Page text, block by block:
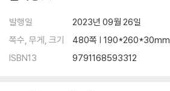
19회 모의고사 288
20회 모의고사 304
22회 모의고사 336
23회 모의고사 352
발행일
2023년 09월 26일
쪽수, 무게, 크기
480쪽 | 190*260*30mm
ISBN13
9791168593312